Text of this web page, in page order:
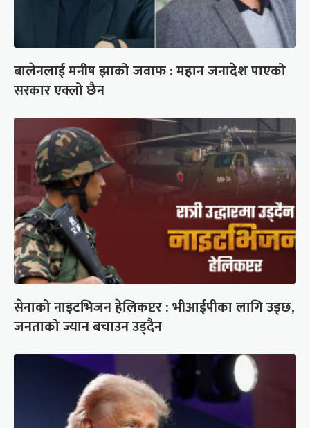
बालेनलाई मनीष झाको जवाफ : महान जनादेश पाएको
सरकार एक्लो छैन
सेनाको नाइटभिजन हेलिकप्टर : भीआईपीका लागि उड्छ,
जनताको ज्यान बचाउन उड्दैन